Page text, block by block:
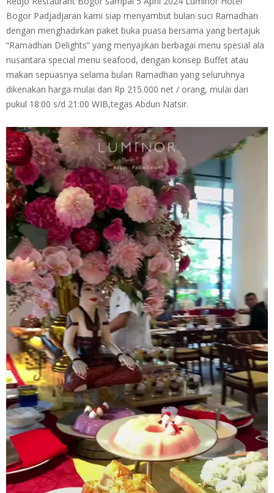
Bogor Padjadjaran kami siap menyambut bulan suci Ramadhan
dengan menghadirkan paket buka puasa bersama yang bertajuk
“Ramadhan Delights” yang menyajikan berbagai menu spesial ala
nusantara special menu seafood, dengan konsep Buffet atau
makan sepuasnya selama bulan Ramadhan yang seluruhnya
dikenakan harga mulai dari Rp 215.000 net / orang, mulai dari
pukul 18:00 s/d 21:00 WIB,tegas Abdun Natsir.